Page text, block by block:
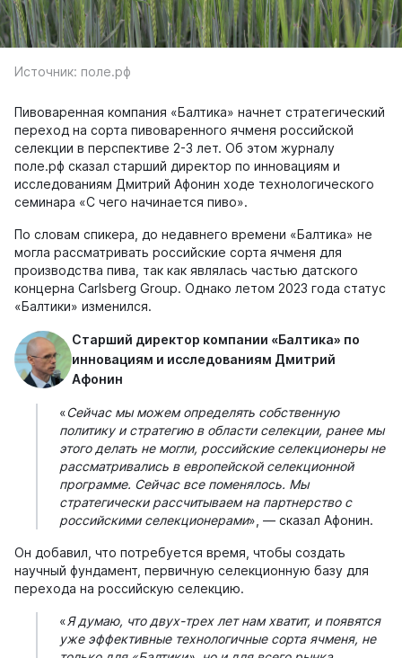
Источник: поле.рф
Пивоваренная компания «Балтика» начнет стратегический
переход на сорта пивоваренного ячменя российской
селекции в перспективе 2-3 лет. Об этом журналу
поле.рф сказал старший директор по инновациям и
исследованиям Дмитрий Афонин ходе технологического
семинара «С чего начинается пиво».
По словам спикера, до недавнего времени «Балтика» не
могла рассматривать российские сорта ячменя для
производства пива, так как являлась частью датского
концерна Carlsberg Group. Однако летом 2023 года статус
«Балтики» изменился.
Старший директор компании «Балтика» по
инновациям и исследованиям Дмитрий
Афонин
«Сейчас мы можем определять собственную
политику и стратегию в области селекции, ранее мы
этого делать не могли, российские селекционеры не
рассматривались в европейской селекционной
программе. Сейчас все поменялось. Мы
стратегически рассчитываем на партнерство с
российскими селекционерами», — сказал Афонин.
Он добавил, что потребуется время, чтобы создать
научный фундамент, первичную селекционную базу для
перехода на российскую селекцию.
«Я думаю, что двух-трех лет нам хватит, и появятся
уже эффективные технологичные сорта ячменя, не